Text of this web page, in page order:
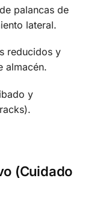
palancas de
lateral.
reducidos y
almacén.
y
(Cuidado